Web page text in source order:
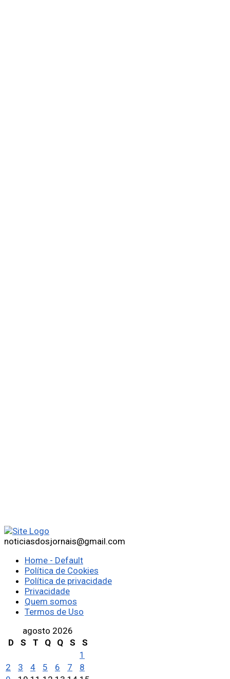
noticiasdosjornais@gmail.com
Home - Default
Política de Cookies
Política de privacidade
Privacidade
Quem somos
Termos de Uso
agosto 2026
D
S T Q Q S
S
1
2
3 4 5 6 7
8